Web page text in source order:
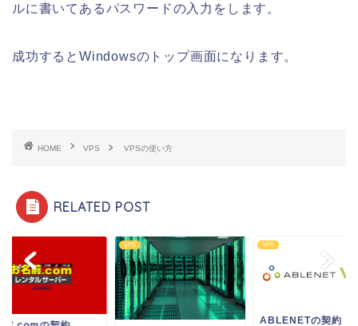
ルに書いてあるパスワードの入力をします。
成功するとWindowsのトップ画面になります。
HOME VPS VPSの使い方
RELATED POST
VPS VPS
ABLENETの契約